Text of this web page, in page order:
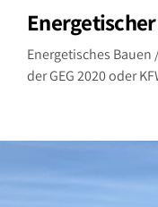
Energetisches
der GEG 2020 oder